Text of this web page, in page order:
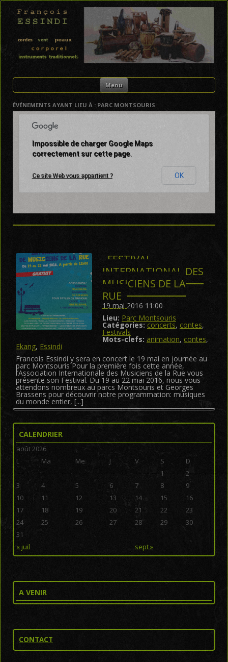
FRANÇOIS ESSINDI
Menu Skip to content
ÉVÉNEMENTS AYANT LIEU À : PARC MONTSOURIS
Impossible de charger Google Maps
correctement sur cette page.
Ce site Web vous appartient ? OK
FESTIVAL
INTERNATIONAL DES
MUSICIENS DE LA
RUE
19 mai 2016 11:00
Lieu: Parc Montsouris
Catégories: concerts, contes,
Festivals
Mots-clefs: animation, contes,
Ekang, Essindi
Francois Essindi y sera en concert le 19 mai en journée au
parc Montsouris Pour la première fois cette année,
l’Association Internationale des Musiciens de la Rue vous
présente son Festival. Du 19 au 22 mai 2016, nous vous
attendons nombreux au parcs Montsouris et Georges
Brassens pour découvrir notre programmation: musiques
du monde entier, [...]
CALENDRIER
août 2026
L
Ma Me J V S D
« juil sept »
1
2
3
4 5 6 7 8
9
10
11 12 13 14 15
16
17
18 19 20 21 22
23
24
25 26 27 28 29
30
31
A VENIR
CONTACT